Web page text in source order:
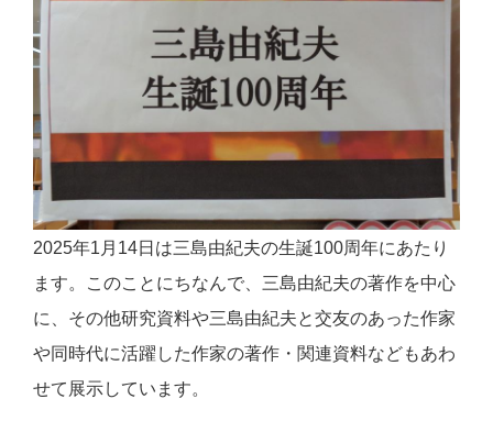
2025年1月14日は三島由紀夫の生誕100周年にあたり
ます。このことにちなんで、三島由紀夫の著作を中心
に、その他研究資料や三島由紀夫と交友のあった作家
や同時代に活躍した作家の著作・関連資料などもあわ
せて展示しています。